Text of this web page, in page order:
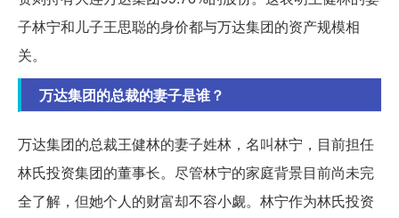
子林宁和儿子王思聪的身价都与万达集团的资产规模相
关。
万达集团的总裁的妻子是谁？
万达集团的总裁王健林的妻子姓林，名叫林宁，目前担任
林氏投资集团的董事长。尽管林宁的家庭背景目前尚未完
全了解，但她个人的财富却不容小觑。林宁作为林氏投资